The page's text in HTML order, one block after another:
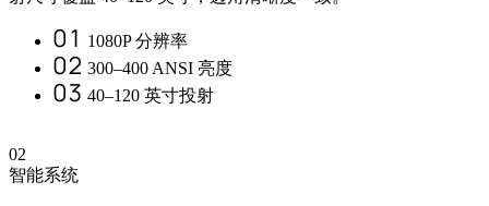
01 1080P 分辨率
02 300–400 ANSI 亮度
03 40–120 英寸投射
02
智能系统